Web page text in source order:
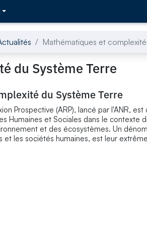
Mathématiques et
du Système Terre
du Système Terre
Prospective (ARP), lancé par l'ANR,
Humaines et Sociales dans le
et des écosystèmes. Un
les sociétés humaines, est leur